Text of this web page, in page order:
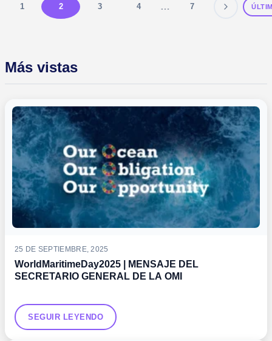
1 2 3 4 … 7
Más vistas
25 DE SEPTIEMBRE, 2025
WorldMaritimeDay2025 | MENSAJE DEL
SECRETARIO GENERAL DE LA OMI
SEGUIR LEYENDO